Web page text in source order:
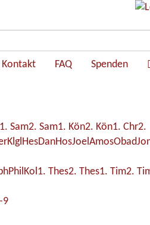
Kontakt FAQ Spenden
1. Sam2. Sam1. Kön2. Kön1. Chr2.
KlglHesDanHosJoelAmosObad
PhilKol1. Thes2. Thes1. Tim2.
9